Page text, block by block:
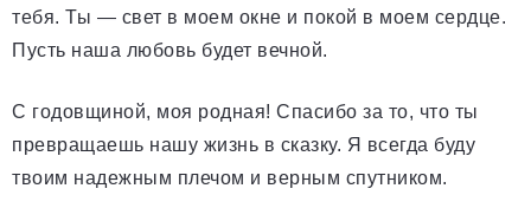
тебя. Ты — свет в моем окне и покой в моем сердце.
Пусть наша любовь будет вечной.
С годовщиной, моя родная! Спасибо за то, что ты
превращаешь нашу жизнь в сказку. Я всегда буду
твоим надежным плечом и верным спутником.